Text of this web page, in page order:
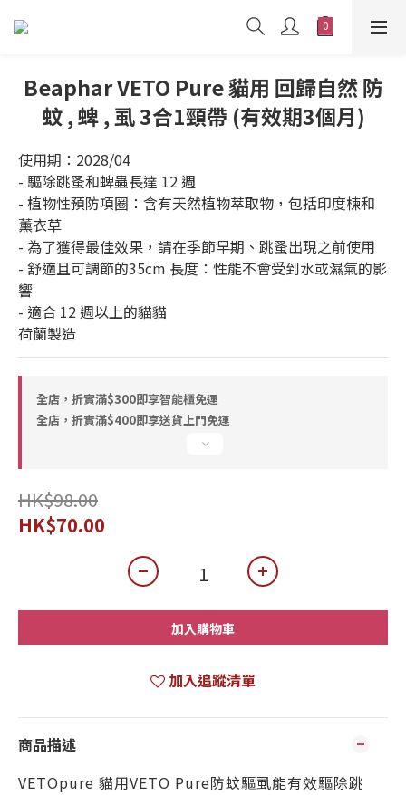
Beaphar VETO Pure 貓用 回歸自然 防
蚊 , 蜱 , 虱 3合1頸帶 (有效期3個月)
使用期：2028/04
- 驅除跳蚤和蜱蟲長達 12 週
- 植物性預防項圈：含有天然植物萃取物，包括印度楝和
薰衣草
- 為了獲得最佳效果，請在季節早期、跳蚤出現之前使用
- 舒適且可調節的35cm 長度：性能不會受到水或濕氣的影
響
- 適合 12 週以上的貓貓
荷蘭製造
全店，折實滿$300即享智能櫃免運
全店，折實滿$400即享送貨上門免運
HK$98.00
HK$70.00
加入購物車
加入追蹤清單
商品描述
VETOpure 貓用VETO Pure防蚊驅虱能有效驅除跳